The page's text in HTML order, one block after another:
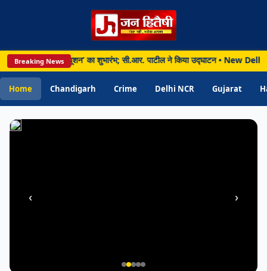
Breaking News
ग्रीन एनर्जी सॉल्यूशन’ का शुभारंभ; सी.आर. पाटील ने किया उद्घाटन • New
Home Chandigarh Crime Delhi NCR Gujarat
‹ ›
संकल्प
को
दोहराने
का
आह्वान